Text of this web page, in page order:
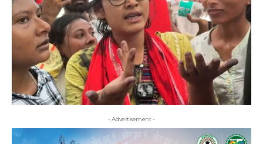
- Advertisement -